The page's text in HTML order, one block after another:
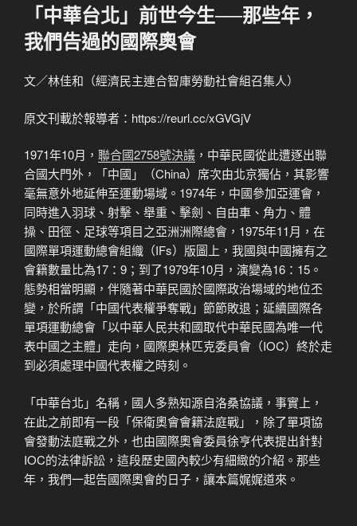
「中華台北」前世今生──那些年，
我們告過的國際奧會
文／林佳和（經濟民主連合智庫勞動社會組召集人）
原文刊載於報導者：https://reurl.cc/xGVGjV
1971年10月， 聯合國2758號決議 ，中華民國從此遭逐出聯
合國大門外，「中國」（China）席次由北京獨佔，其影響
毫無意外地延伸至運動場域。1974年，中國參加亞運會，
同時進入羽球、射擊、舉重、擊劍、自由車、角力、體
操、田徑、足球等項目之亞洲洲際總會，1975年11月，在
國際單項運動總會組織（IFs）版圖上，我國與中國擁有之
會籍數量比為17：9；到了1979年10月，演變為16：15。
態勢相當明顯，伴隨著中華民國於國際政治場域的地位丕
變，於所謂「中國代表權爭奪戰」節節敗退；延續國際各
單項運動總會「以中華人民共和國取代中華民國為唯一代
表中國之主體」走向，國際奧林匹克委員會（IOC）終於走
到必須處理中國代表權之時刻。
「中華台北」名稱，國人多熟知源自洛桑協議，事實上，
在此之前即有一段「保衛奧會會籍法庭戰」，除了單項協
會發動法庭戰之外，也由國際奧會委員徐亨代表提出針對
IOC的法律訴訟，這段歷史國內較少有細緻的介紹。那些
年，我們一起告國際奧會的日子，讓本篇娓娓道來。